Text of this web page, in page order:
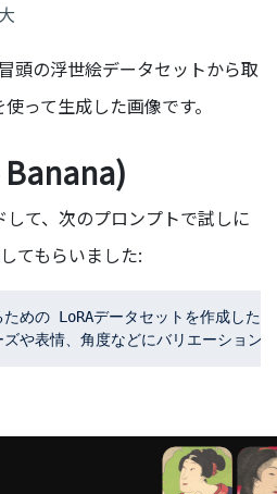
頭の浮世絵データセットから取
って生成した画像です。
て、次のプロンプトで試しに
てもらいました:
めの LoRAデータセットを作成した